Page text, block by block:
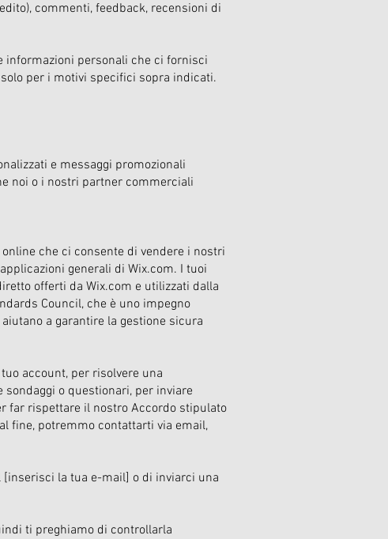
commenti, feedback, recensioni di
informazioni personali che ci fornisci
per i motivi specifici sopra indicati.
e messaggi promozionali
noi o i nostri partner commerciali
che ci consente di vendere i nostri
generali di Wix.com. I tuoi
offerti da Wix.com e utilizzati dalla
Council, che è uno impegno
a garantire la gestione sicura
account, per risolvere una
o questionari, per inviare
far rispettare il nostro Accordo stipulato
fine, potremmo contattarti via email,
la tua e-mail] o di inviarci una
ti preghiamo di controllarla